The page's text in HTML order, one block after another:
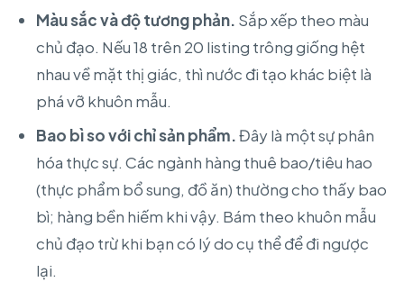
Màu sắc và độ tương phản. Sắp xếp theo màu
chủ đạo. Nếu 18 trên 20 listing trông giống hệt
nhau về mặt thị giác, thì nước đi tạo khác biệt là
phá vỡ khuôn mẫu.
Bao bì so với chỉ sản phẩm.Đây là một sự phân
hóa thực sự. Các ngành hàng thuê bao/tiêu hao
(thực phẩm bổ sung, đồ ăn) thường cho thấy bao
bì; hàng bền hiếm khi vậy. Bám theo khuôn mẫu
chủ đạo trừ khi bạn có lý do cụ thể để đi ngược
lại.